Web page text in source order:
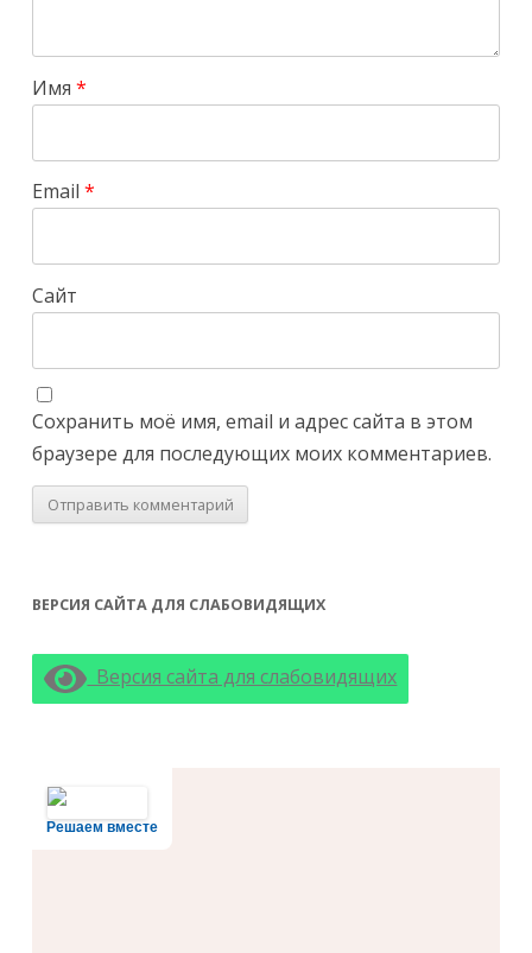
Имя*
Email*
Сайт
Сохранить моё имя, email и адрес сайта в этом
браузере для последующих моих комментариев.
ВЕРСИЯ САЙТА ДЛЯ СЛАБОВИДЯЩИХ
Версия сайта для слабовидящих
Решаем вместе